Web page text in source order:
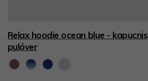
Relax hoodie ocean blue - kapucnis
pulóver